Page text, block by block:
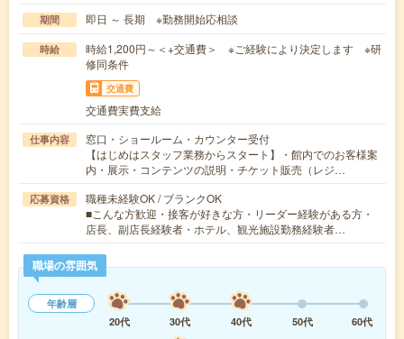
期間 即日 ～ 長期 ※勤務開始応相談
時給
時給1,200円～＜+交通費＞ ※ご経験により決定します ※研
修同条件
交通費
交通費実費支給
仕事内容
窓口・ショールーム・カウンター受付
【はじめはスタッフ業務からスタート】・館内でのお客様案
内・展示・コンテンツの説明・チケット販売（レジ…
応募資格
職種未経験OK / ブランクOK
■こんな方歓迎・接客が好きな方・リーダー経験がある方・
店長、副店長経験者・ホテル、観光施設勤務経験者…
職場の雰囲気
年齢層
20代
30代 40代 50代
60代